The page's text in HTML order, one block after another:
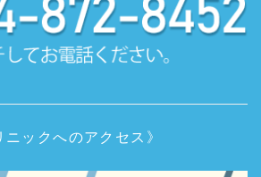
ニックへのアクセス》